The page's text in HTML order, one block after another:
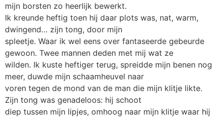
mijn borsten zo heerlijk bewerkt.
Ik kreunde heftig toen hij daar plots was, nat, warm,
dwingend… zijn tong, door mijn
spleetje. Waar ik wel eens over fantaseerde gebeurde
gewoon. Twee mannen deden met mij wat ze
wilden. Ik kuste heftiger terug, spreidde mijn benen nog
meer, duwde mijn schaamheuvel naar
voren tegen de mond van de man die mijn klitje likte.
Zijn tong was genadeloos: hij schoot
diep tussen mijn lipjes, omhoog naar mijn klitje waar hij